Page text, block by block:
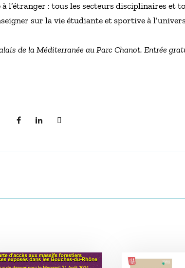
l’étranger : tous les secteurs disciplinaires et
sur la vie étudiante et sportive à
de la Méditerranée au Parc Chanot. Entrée